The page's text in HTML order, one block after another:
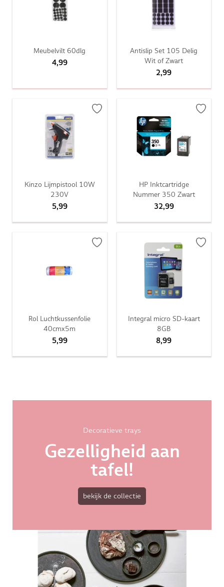
Meubelvilt 60dlg
4,99
Antislip Set 105 Delig
Wit of Zwart
2,99
Kinzo Lijmpistool 10W
230V
5,99
HP Inktcartridge
Nummer 350 Zwart
32,99
Rol Luchtkussenfolie
40cmx5m
5,99
Integral micro SD-kaart
8GB
8,99
Decoratieve trays
Gezelligheid aan
tafel!
bekijk de collectie